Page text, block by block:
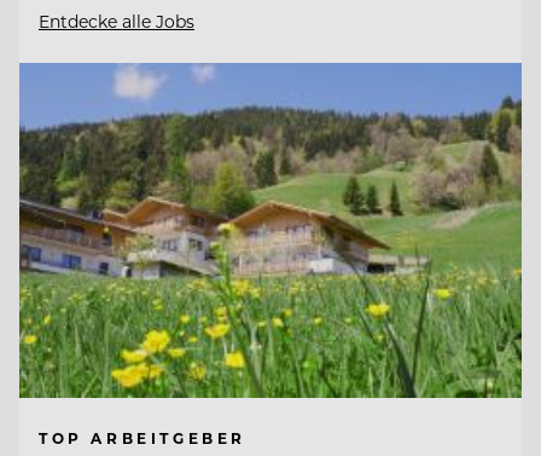
Entdecke alle Jobs
TOP ARBEITGEBER